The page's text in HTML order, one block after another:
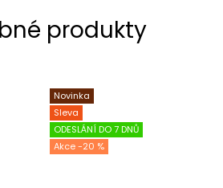
Novinka
Sleva
ODESLÁNÍ DO 7 DNŮ
-20 %